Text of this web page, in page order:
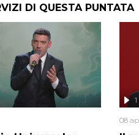
DI QUESTA PUNTATA
08